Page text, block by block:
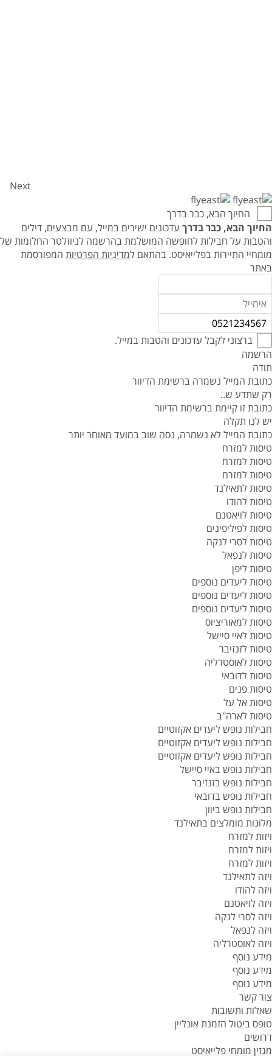
Next
החיוך הבא, כבר בדרך
החיוך הבא, כבר בדרך עדכונים ישירים במייל, עם מבצעים, דילים
והטבות על חבילות לחופשה המושלמת בהרשמה לניוזלטר החלומות של
מומחיי התיירות בפלייאיסט. בהתאם למדיניות הפרטיות המפורסמת
באתר
ברצוני לקבל עדכונים והטבות במייל.
הרשמה
תודה
כתובת המייל נשמרה ברשימת הדיוור
רק שתדע ש..
כתובת זו קיימת ברשימת הדיוור
יש לנו תקלה
כתובת המייל לא נשמרה, נסה שוב במועד מאוחר יותר
טיסות למזרח
טיסות למזרח
טיסות למזרח
טיסות לתאילנד
טיסות להודו
טיסות לויאטנם
טיסות לפיליפינים
טיסות לסרי לנקה
טיסות לנפאל
טיסות ליפן
טיסות ליעדים נוספים
טיסות ליעדים נוספים
טיסות ליעדים נוספים
טיסות למאוריציוס
טיסות לאיי סיישל
טיסות לזנזיבר
טיסות לאוסטרליה
טיסות לדובאי
טיסות פנים
טיסות אל על
טיסות לארה"ב
חבילות נופש ליעדים אקזוטיים
חבילות נופש ליעדים אקזוטיים
חבילות נופש ליעדים אקזוטיים
חבילות נופש באיי סיישל
חבילות נופש בזנזיבר
חבילות נופש בדובאי
חבילות נופש ביוון
מלונות מומלצים בתאילנד
ויזות למזרח
ויזות למזרח
ויזות למזרח
ויזה לתאילנד
ויזה להודו
ויזה לויאטנם
ויזה לסרי לנקה
ויזה לנפאל
ויזה לאוסטרליה
מידע נוסף
מידע נוסף
מידע נוסף
צור קשר
שאלות ותשובות
טופס ביטול הזמנת אונליין
דרושים
מגזין מומחי פלייאיסט